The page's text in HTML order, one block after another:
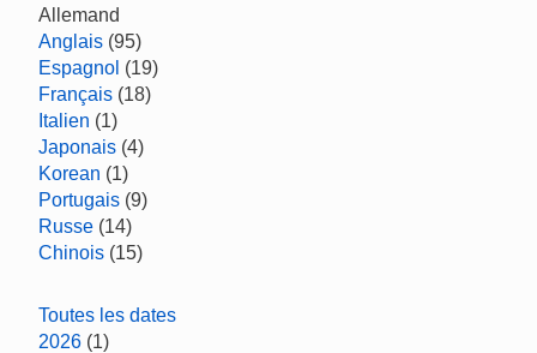
Allemand
Anglais (95)
Espagnol (19)
Français (18)
Italien (1)
Japonais (4)
Korean (1)
Portugais (9)
Russe (14)
Chinois (15)
Toutes les dates
2026 (1)